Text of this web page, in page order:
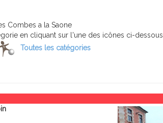
Combes a la Saone
en cliquant sur l'une des icônes ci-dessous.
Toutes les catégories